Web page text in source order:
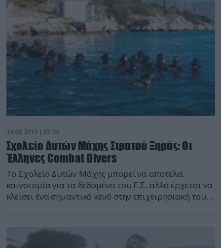
αντιμετώπιση τους. Προτού, λοιπόν, αξιολογήσει
κανείς τις διαθέσιμες μεθόδους αντιμετώπισης
αυτών των αεροσκαφών, πρέπει να έχει σαφή εικόνα
της επιχειρησιακής αξιοποίησής τους.
14.08.2010 | 07:30
Σχολείο Δυτών Μάχης Στρατού Ξηράς: Οι
Έλληνες Combat Divers
To Σχολείο Δυτών Μάχης μπορεί να αποτελεί
καινοτομία για τα δεδομένα του Ε.Σ. αλλά έρχεται να
κλείσει ένα σημαντικό κενό στην επιχειρησιακή του
και σε κρίση επιπέδου Ιμίων, μπορούν να κρίνουν το
τελικό αποτέλεσμα.